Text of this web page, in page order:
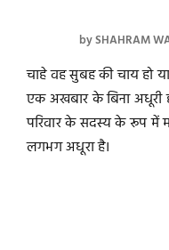
bySHAHRAM
चाहे वह सुबह की चाय हो
एक अखबार के बिना अधूरी
परिवार के सदस्य के रूप में
लगभग अधूरा है।